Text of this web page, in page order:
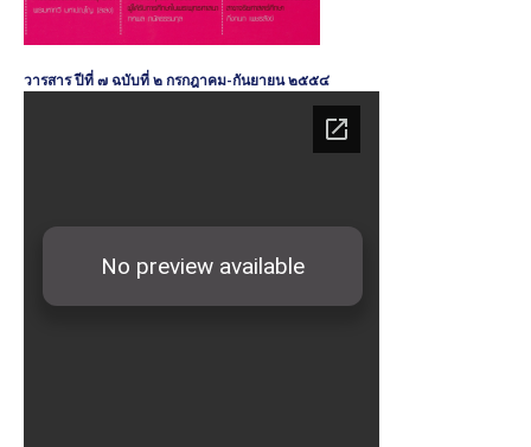
วารสาร ปีที่ ๗ ฉบับที่ ๒ กรกฎาคม-กันยายน ๒๕๕๔